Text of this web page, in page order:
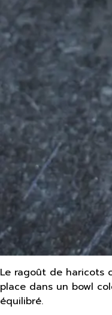
Le ragoût de haricots
place dans un bowl
équilibré.